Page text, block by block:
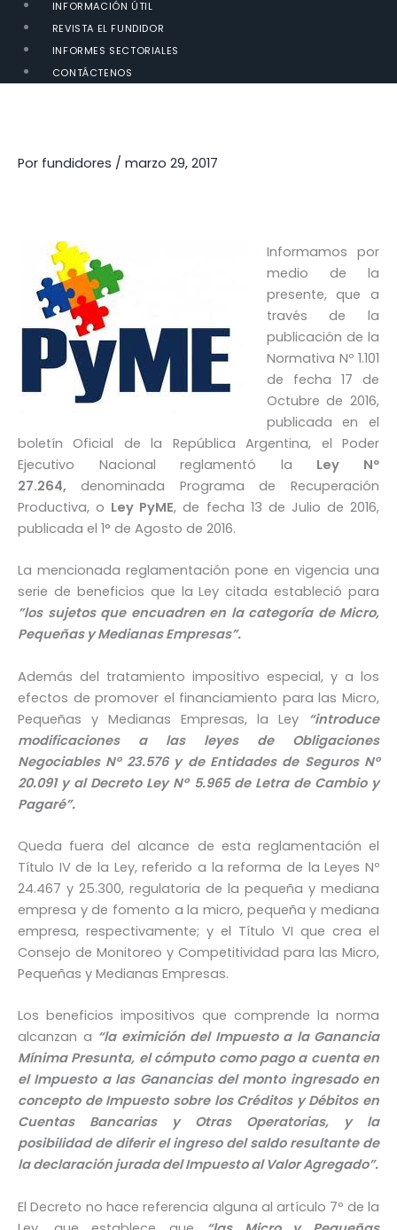
INFORMACIÓN ÚTIL
REVISTA EL FUNDIDOR
INFORMES SECTORIALES
CONTÁCTENOS
Por fundidores / marzo 29, 2017
Informamos por
medio de la
presente, que a
través de la
publicación de la
Normativa Nº 1.101
de fecha 17 de
Octubre de 2016,
publicada en el
boletín Oficial de la República Argentina, el Poder
Ejecutivo Nacional reglamentó la Ley Nº
27.264, denominada Programa de Recuperación
Productiva, o Ley PyME, de fecha 13 de Julio de 2016,
publicada el 1° de Agosto de 2016.
La mencionada reglamentación pone en vigencia una
serie de beneficios que la Ley citada estableció para
”los sujetos que encuadren en la categoría de Micro,
Pequeñas y Medianas Empresas”.
Además del tratamiento impositivo especial, y a los
efectos de promover el financiamiento para las Micro,
Pequeñas y Medianas Empresas, la Ley “introduce
modificaciones a las leyes de Obligaciones
Negociables N° 23.576 y de Entidades de Seguros N°
20.091 y al Decreto Ley Nº 5.965 de Letra de Cambio y
Pagaré”.
Queda fuera del alcance de esta reglamentación el
Título IV de la Ley, referido a la reforma de la Leyes Nº
24.467 y 25.300, regulatoria de la pequeña y mediana
empresa y de fomento a la micro, pequeña y mediana
empresa, respectivamente; y el Título VI que crea el
Consejo de Monitoreo y Competitividad para las Micro,
Pequeñas y Medianas Empresas.
Los beneficios impositivos que comprende la norma
alcanzan a “la eximición del Impuesto a la Ganancia
Mínima Presunta, el cómputo como pago a cuenta en
el Impuesto a las Ganancias del monto ingresado en
concepto de Impuesto sobre los Créditos y Débitos en
Cuentas Bancarias y Otras Operatorias, y la
posibilidad de diferir el ingreso del saldo resultante de
la declaración jurada del Impuesto al Valor Agregado”.
El Decreto no hace referencia alguna al artículo 7º de la